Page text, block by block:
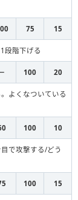
75 15
段階下げる
100 20
よくなついている
100 10
で攻撃する/どう
100 15